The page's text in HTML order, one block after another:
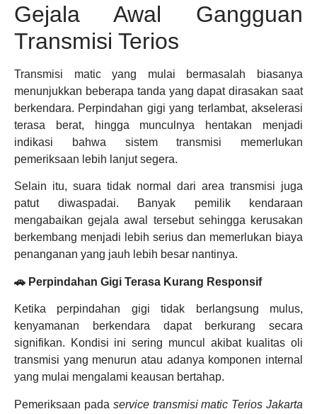
Gejala Awal Gangguan
Transmisi Terios
Transmisi matic yang mulai bermasalah biasanya
menunjukkan beberapa tanda yang dapat dirasakan saat
berkendara. Perpindahan gigi yang terlambat, akselerasi
terasa berat, hingga munculnya hentakan menjadi
indikasi bahwa sistem transmisi memerlukan
pemeriksaan lebih lanjut segera.
Selain itu, suara tidak normal dari area transmisi juga
patut diwaspadai. Banyak pemilik kendaraan
mengabaikan gejala awal tersebut sehingga kerusakan
berkembang menjadi lebih serius dan memerlukan biaya
penanganan yang jauh lebih besar nantinya.
🚗 Perpindahan Gigi Terasa Kurang Responsif
Ketika perpindahan gigi tidak berlangsung mulus,
kenyamanan berkendara dapat berkurang secara
signifikan. Kondisi ini sering muncul akibat kualitas oli
transmisi yang menurun atau adanya komponen internal
yang mulai mengalami keausan bertahap.
Pemeriksaan pada service transmisi matic Terios Jakarta